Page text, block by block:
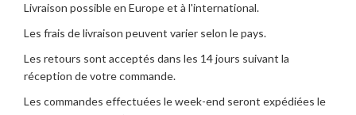
Livraison possible en Europe et à l'international.
Les frais de livraison peuvent varier selon le pays.
Les retours sont acceptés dans les 14 jours suivant la
réception de votre commande.
Les commandes effectuées le week-end seront expédiées le